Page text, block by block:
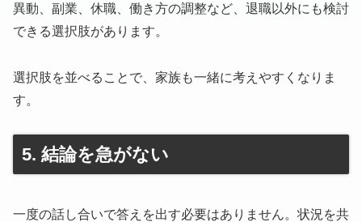
異動、副業、休職、働き方の調整など、退職以外にも検討
できる選択肢があります。
選択肢を並べることで、家族も一緒に考えやすくなりま
す。
5. 結論を急がない
一度の話し合いで答えを出す必要はありません。状況を共